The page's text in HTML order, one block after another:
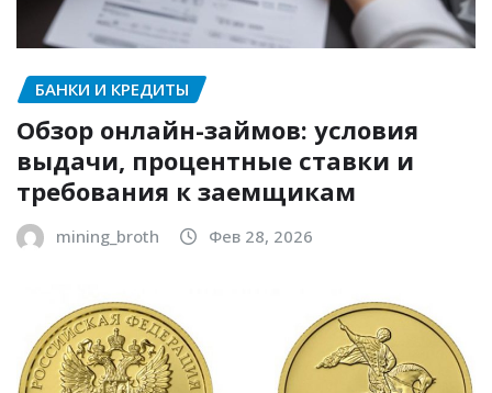
БАНКИ И КРЕДИТЫ
Обзор онлайн-займов: условия
выдачи, процентные ставки и
требования к заемщикам
mining_broth Фев 28, 2026